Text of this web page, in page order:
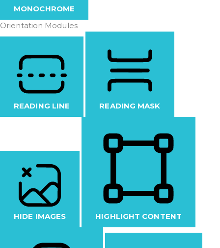
MONOCHROME
Orientation Modules
READING LINE READING MASK
HIDE IMAGES HIGHLIGHT CONTENT